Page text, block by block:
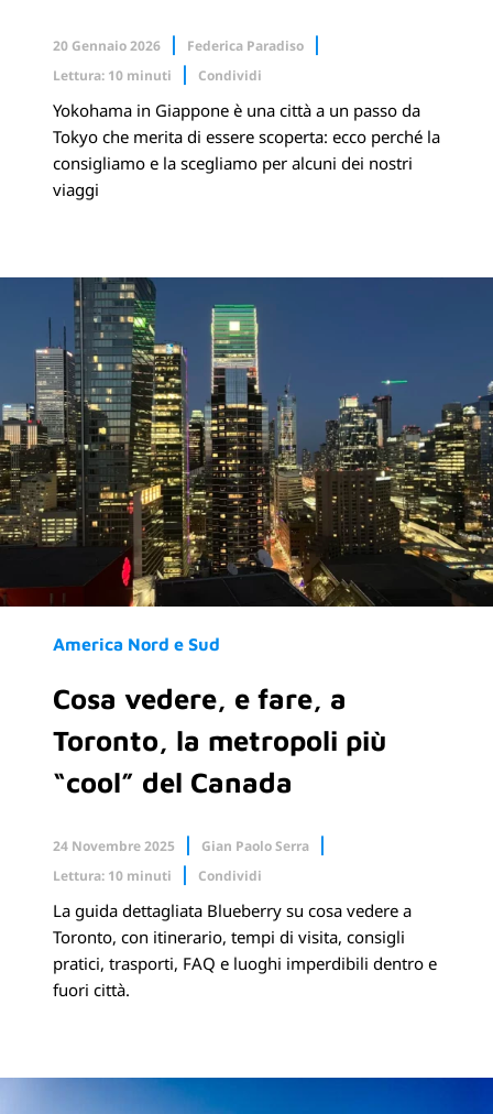
20 Gennaio 2026
Federica Paradiso
Lettura: 10 minuti
Condividi
Facebook X.com
Linkedin
Yokohama in Giappone è una città a un passo da
Tokyo che merita di essere scoperta: ecco perché la
consigliamo e la scegliamo per alcuni dei nostri
viaggi
America Nord e Sud
Cosa vedere, e fare, a
Toronto, la metropoli più
“cool” del Canada
24 Novembre 2025
Gian Paolo Serra
Lettura: 10 minuti
Condividi
Facebook X.com
Linkedin
La guida dettagliata Blueberry su cosa vedere a
Toronto, con itinerario, tempi di visita, consigli
pratici, trasporti, FAQ e luoghi imperdibili dentro e
fuori città.